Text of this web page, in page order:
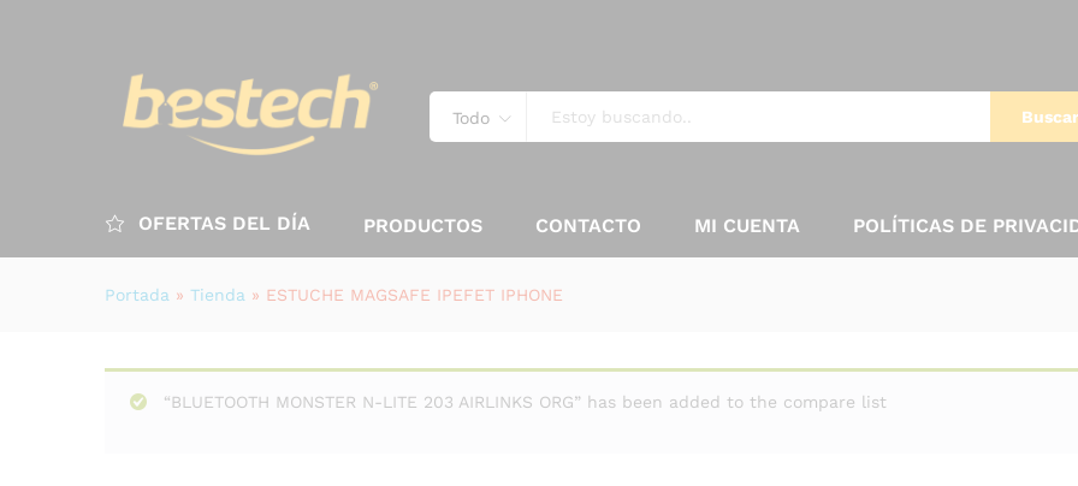
Todo Buscar
OFERTAS DEL DÍA PRODUCTOS CONTACTO MI CUENTA POLÍTICAS DE
Portada » Tienda » ESTUCHE MAGSAFE IPEFET IPHONE
“BLUETOOTH MONSTER N-LITE 203 AIRLINKS ORG” has been added to the compare list